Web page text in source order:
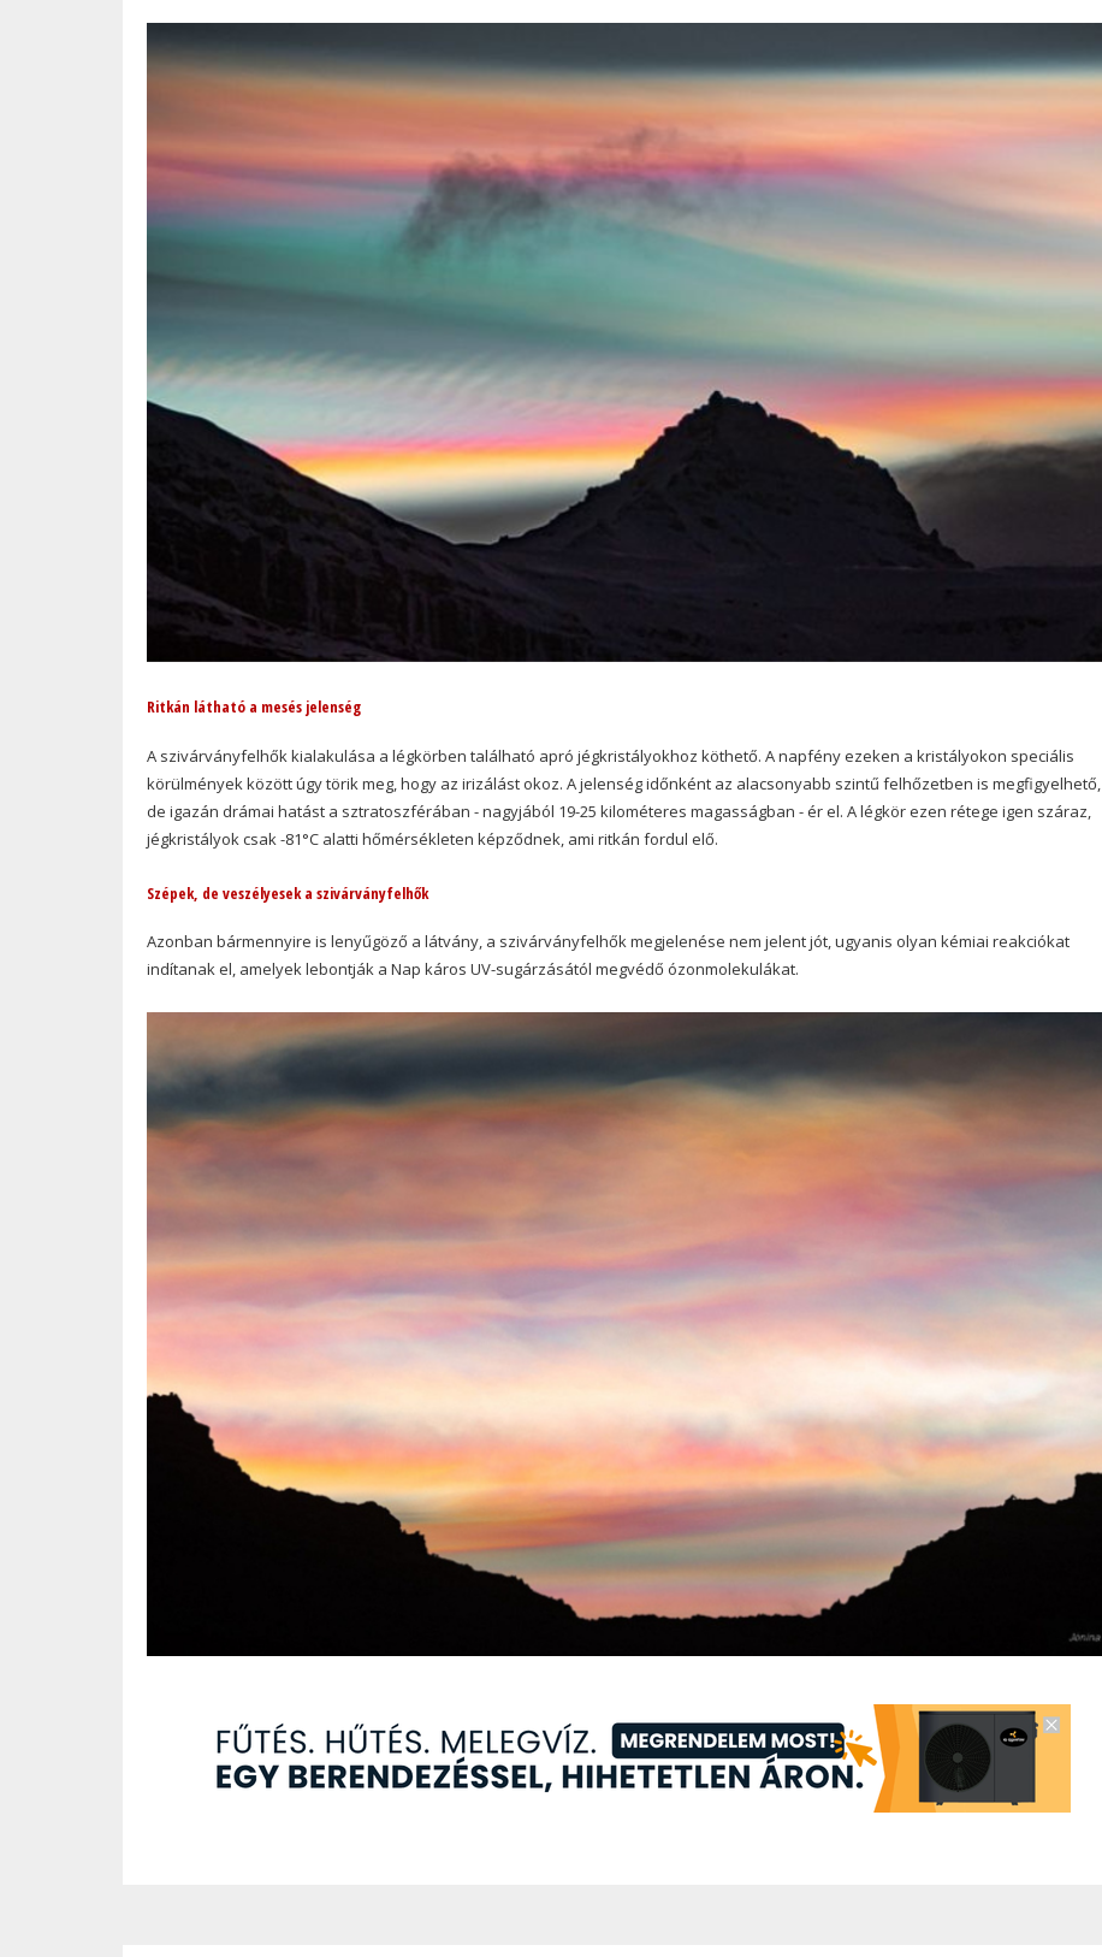
Ritkán látható a mesés jelenség
A szivárványfelhők kialakulása a légkörben található apró jégkristályokhoz köthető. A napfény ezeken a kristályokon speciális
körülmények között úgy törik meg, hogy az irizálást okoz. A jelenség időnként az alacsonyabb szintű felhőzetben is megfigyelhető,
de igazán drámai hatást a sztratoszférában - nagyjából 19-25 kilométeres magasságban - ér el. A légkör ezen rétege igen száraz,
jégkristályok csak -81°C alatti hőmérsékleten képződnek, ami ritkán fordul elő.
Szépek, de veszélyesek a szivárványfelhők
Azonban bármennyire is lenyűgöző a látvány, a szivárványfelhők megjelenése nem jelent jót, ugyanis olyan kémiai reakciókat
indítanak el, amelyek lebontják a Nap káros UV-sugárzásától megvédő ózonmolekulákat.